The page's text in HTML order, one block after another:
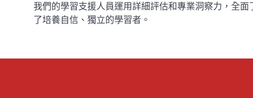
我們的學習支援人員運用詳細評估和專業洞察力，全
了培養自信、獨立的學習者。